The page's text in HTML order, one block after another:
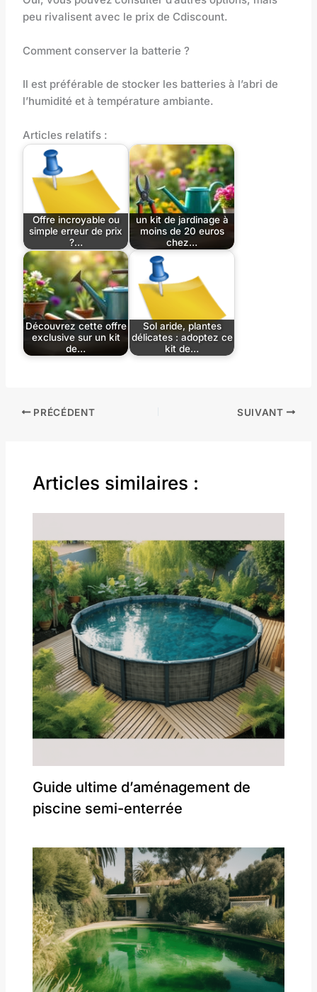
peu rivalisent avec le prix de Cdiscount.
Comment conserver la batterie ?
Il est préférable de stocker les batteries à l’abri de
l’humidité et à température ambiante.
Articles relatifs :
Offre incroyable ou
simple erreur de prix
?…
un kit de jardinage à
moins de 20 euros
chez…
Découvrez cette offre
exclusive sur un kit
de…
Sol aride, plantes
délicates : adoptez ce
kit de…
PRÉCÉDENT SUIVANT
Articles similaires :
Guide ultime d’aménagement de
piscine semi-enterrée